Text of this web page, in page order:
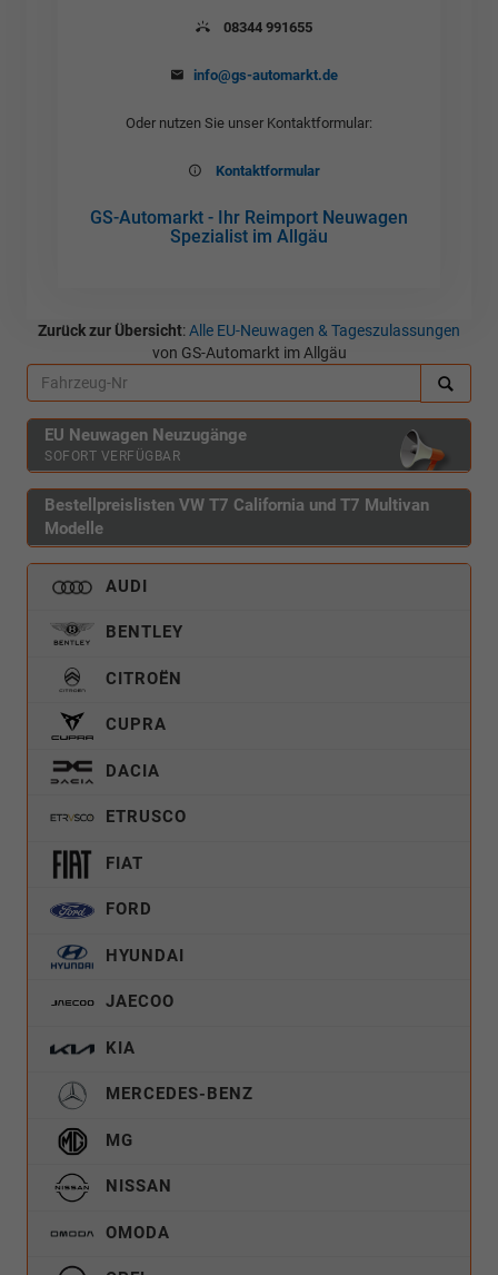
08344 991655
info@gs-automarkt.de
Oder nutzen Sie unser Kontaktformular:
Kontaktformular
GS-Automarkt - Ihr Reimport Neuwagen
Spezialist im Allgäu
Zurück zur Übersicht:Alle EU-Neuwagen & Tageszulassungen
von GS-Automarkt im Allgäu
EU Neuwagen Neuzugänge
SOFORT VERFÜGBAR
Bestellpreislisten VW T7 California und T7 Multivan
Modelle
AUDI
BENTLEY
CITROËN
CUPRA
DACIA
ETRUSCO
FIAT
FORD
HYUNDAI
JAECOO
KIA
MERCEDES-BENZ
MG
NISSAN
OMODA